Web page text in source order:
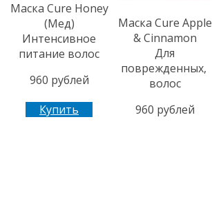
Маска Cure Honey
(Мед)
Интенсивное
питание волос
960 рублей
Купить
Маска Cure Apple
& Cinnamon
Для
поврежденных,
волос
960 рублей